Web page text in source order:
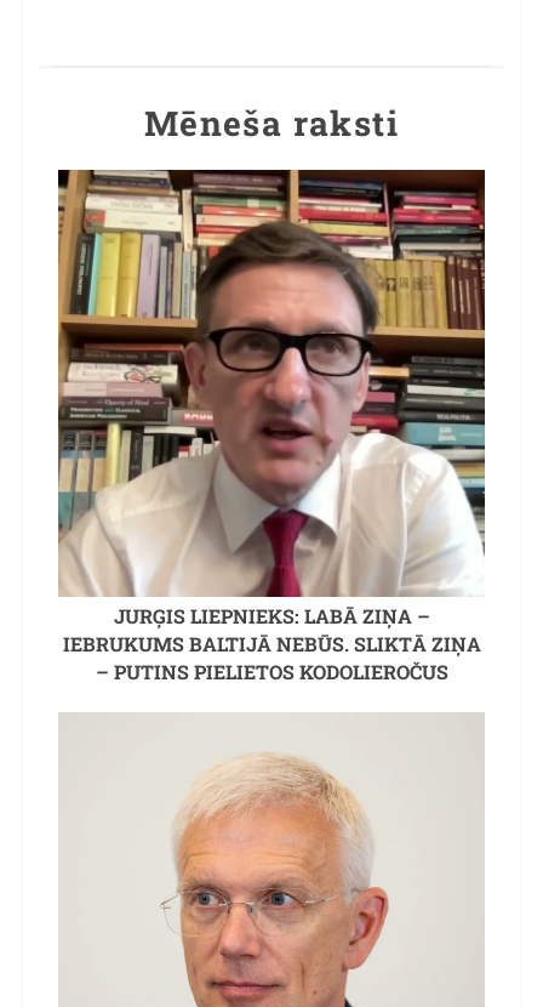
Mēneša raksti
JURĢIS LIEPNIEKS: LABĀ ZIŅA –
IEBRUKUMS BALTIJĀ NEBŪS. SLIKTĀ ZIŅA
– PUTINS PIELIETOS KODOLIEROČUS